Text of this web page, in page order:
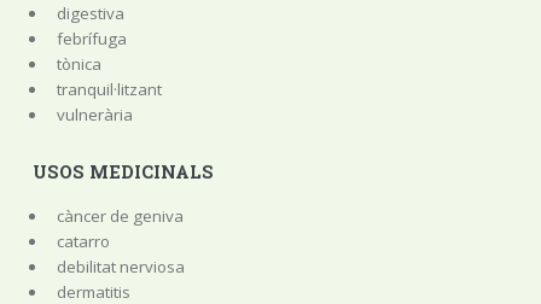
digestiva
febrífuga
tònica
tranquil·litzant
vulnerària
USOS MEDICINALS
càncer de geniva
catarro
debilitat nerviosa
dermatitis